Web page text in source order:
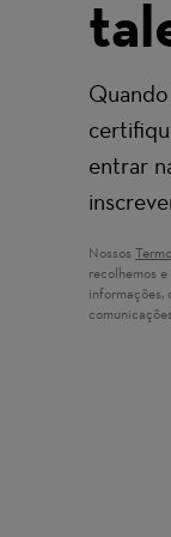
entrar
Nossos
recolhemos
informações,